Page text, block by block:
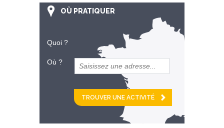
OÙ PRATIQUER
Quoi ?
Où ?
et
km alentour